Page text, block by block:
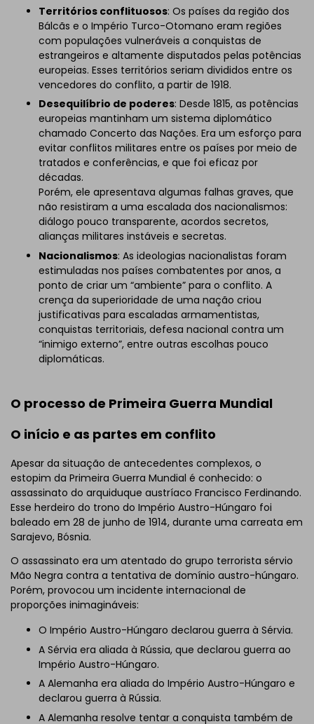
Territórios conflituosos: Os países da região dos
Bálcãs e o Império Turco-Otomano eram regiões
com populações vulneráveis a conquistas de
estrangeiros e altamente disputados pelas potências
europeias. Esses territórios seriam divididos entre os
vencedores do conflito, a partir de 1918.
Desequilíbrio de poderes: Desde 1815, as potências
europeias mantinham um sistema diplomático
chamado Concerto das Nações. Era um esforço para
evitar conflitos militares entre os países por meio de
tratados e conferências, e que foi eficaz por
décadas.
Porém, ele apresentava algumas falhas graves, que
não resistiram a uma escalada dos nacionalismos:
diálogo pouco transparente, acordos secretos,
alianças militares instáveis e secretas.
Nacionalismos: As ideologias nacionalistas foram
estimuladas nos países combatentes por anos, a
ponto de criar um “ambiente” para o conflito. A
crença da superioridade de uma nação criou
justificativas para escaladas armamentistas,
conquistas territoriais, defesa nacional contra um
“inimigo externo”, entre outras escolhas pouco
diplomáticas.
O processo de Primeira Guerra Mundial
O início e as partes em conflito
Apesar da situação de antecedentes complexos, o
estopim da Primeira Guerra Mundial é conhecido: o
assassinato do arquiduque austríaco Francisco Ferdinando.
Esse herdeiro do trono do Império Austro-Húngaro foi
baleado em 28 de junho de 1914, durante uma carreata em
Sarajevo, Bósnia.
O assassinato era um atentado do grupo terrorista sérvio
Mão Negra contra a tentativa de domínio austro-húngaro.
Porém, provocou um incidente internacional de
proporções inimagináveis:
O Império Austro-Húngaro declarou guerra à Sérvia.
A Sérvia era aliada à Rússia, que declarou guerra ao
Império Austro-Húngaro.
A Alemanha era aliada do Império Austro-Húngaro e
declarou guerra à Rússia.
A Alemanha resolve tentar a conquista também de